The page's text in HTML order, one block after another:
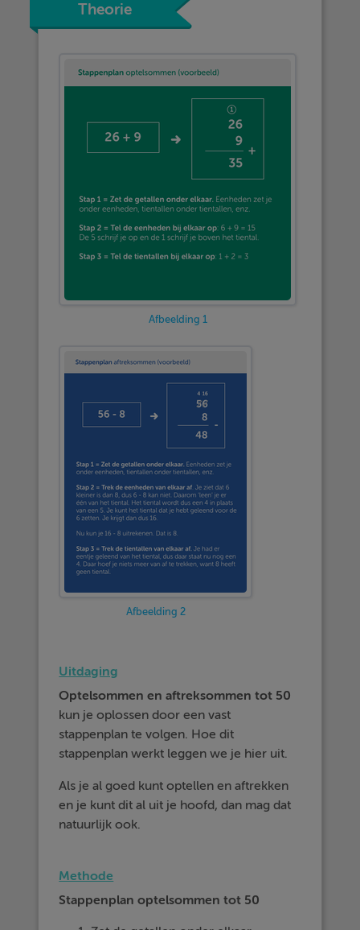
Theorie
Afbeelding 1
Afbeelding 2
Uitdaging
Optelsommen en aftreksommen tot 50
kun je oplossen door een vast
stappenplan te volgen. Hoe dit
stappenplan werkt leggen we je hier uit.
Als je al goed kunt optellen en aftrekken
en je kunt dit al uit je hoofd, dan mag dat
natuurlijk ook.
Methode
Stappenplan optelsommen tot 50